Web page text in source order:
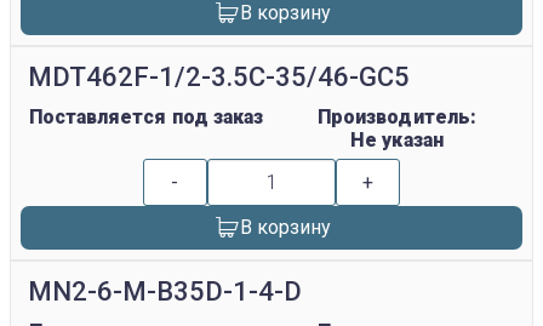
В корзину
MDT462F-1/2-3.5C-35/46-GC5
Поставляется под заказ
Производитель:
Не указан
-
+
В корзину
MN2-6-M-B35D-1-4-D